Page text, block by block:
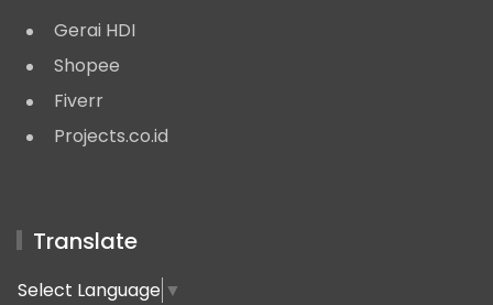
Gerai HDI
Shopee
Fiverr
Projects.co.id
Translate
Select Language ▼